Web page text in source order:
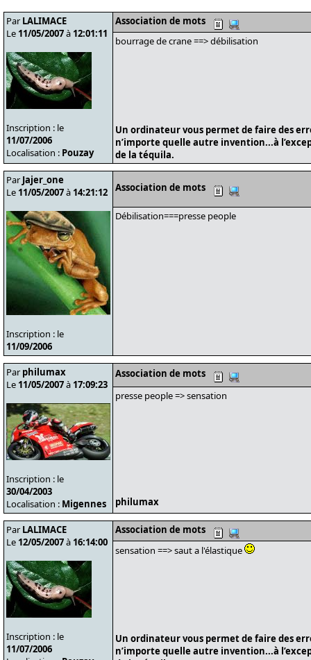
Par LALIMACE
Le 11/05/2007à 12:01:11
Inscription : le
11/07/2006
Localisation : Pouzay
Association de mots
bourrage de crane ==> débilisation
Un ordinateur vous permet de faire des
n’importe quelle autre invention...à
de la téquila.
Par Jajer_one
Le 11/05/2007à 14:21:12
Inscription : le
11/09/2006
Association de mots
Débilisation===presse people
Par philumax
Le 11/05/2007à 17:09:23
Inscription : le
30/04/2003
Localisation : Migennes
Association de mots
presse people => sensation
philumax
Par LALIMACE
Le 12/05/2007à 16:14:00
Inscription : le
11/07/2006
Association de mots
sensation ==> saut a l'élastique
Un ordinateur vous permet de faire des
n’importe quelle autre invention...à